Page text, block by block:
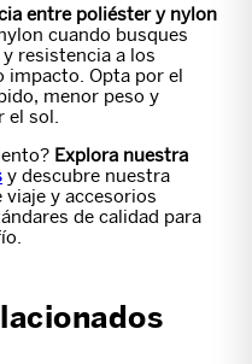
entre poliéster y nylon
cuando busques
resistencia a los
impacto. Opta por el
menor peso y
sol.
Explora nuestra
y descubre nuestra
y accesorios
de calidad para